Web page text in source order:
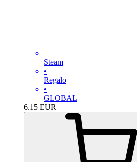
Steam
•
Regalo
•
GLOBAL
6.15 EUR